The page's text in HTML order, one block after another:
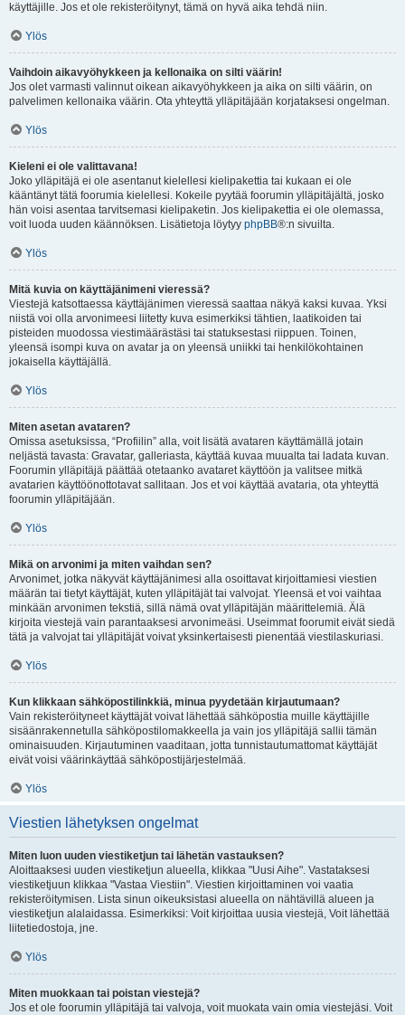
käyttäjille. Jos et ole rekisteröitynyt, tämä on hyvä aika tehdä niin.
Ylös
Vaihdoin aikavyöhykkeen ja kellonaika on silti väärin!
Jos olet varmasti valinnut oikean aikavyöhykkeen ja aika on silti väärin, on
palvelimen kellonaika väärin. Ota yhteyttä ylläpitäjään korjataksesi ongelman.
Ylös
Kieleni ei ole valittavana!
Joko ylläpitäjä ei ole asentanut kielellesi kielipakettia tai kukaan ei ole
kääntänyt tätä foorumia kielellesi. Kokeile pyytää foorumin ylläpitäjältä, josko
hän voisi asentaa tarvitsemasi kielipaketin. Jos kielipakettia ei ole olemassa,
voit luoda uuden käännöksen. Lisätietoja löytyy phpBB®:n sivuilta.
Ylös
Mitä kuvia on käyttäjänimeni vieressä?
Viestejä katsottaessa käyttäjänimen vieressä saattaa näkyä kaksi kuvaa. Yksi
niistä voi olla arvonimeesi liitetty kuva esimerkiksi tähtien, laatikoiden tai
pisteiden muodossa viestimäärästäsi tai statuksestasi riippuen. Toinen,
yleensä isompi kuva on avatar ja on yleensä uniikki tai henkilökohtainen
jokaisella käyttäjällä.
Ylös
Miten asetan avataren?
Omissa asetuksissa, “Profiilin” alla, voit lisätä avataren käyttämällä jotain
neljästä tavasta: Gravatar, galleriasta, käyttää kuvaa muualta tai ladata kuvan.
Foorumin ylläpitäjä päättää otetaanko avataret käyttöön ja valitsee mitkä
avatarien käyttöönottotavat sallitaan. Jos et voi käyttää avataria, ota yhteyttä
foorumin ylläpitäjään.
Ylös
Mikä on arvonimi ja miten vaihdan sen?
Arvonimet, jotka näkyvät käyttäjänimesi alla osoittavat kirjoittamiesi viestien
määrän tai tietyt käyttäjät, kuten ylläpitäjät tai valvojat. Yleensä et voi vaihtaa
minkään arvonimen tekstiä, sillä nämä ovat ylläpitäjän määrittelemiä. Älä
kirjoita viestejä vain parantaaksesi arvonimeäsi. Useimmat foorumit eivät siedä
tätä ja valvojat tai ylläpitäjät voivat yksinkertaisesti pienentää viestilaskuriasi.
Ylös
Kun klikkaan sähköpostilinkkiä, minua pyydetään kirjautumaan?
Vain rekisteröityneet käyttäjät voivat lähettää sähköpostia muille käyttäjille
sisäänrakennetulla sähköpostilomakkeella ja vain jos ylläpitäjä sallii tämän
ominaisuuden. Kirjautuminen vaaditaan, jotta tunnistautumattomat käyttäjät
eivät voisi väärinkäyttää sähköpostijärjestelmää.
Ylös
Viestien lähetyksen ongelmat
Miten luon uuden viestiketjun tai lähetän vastauksen?
Aloittaaksesi uuden viestiketjun alueella, klikkaa "Uusi Aihe". Vastataksesi
viestiketjuun klikkaa "Vastaa Viestiin". Viestien kirjoittaminen voi vaatia
rekisteröitymisen. Lista sinun oikeuksistasi alueella on nähtävillä alueen ja
viestiketjun alalaidassa. Esimerkiksi: Voit kirjoittaa uusia viestejä, Voit lähettää
liitetiedostoja, jne.
Ylös
Miten muokkaan tai poistan viestejä?
Jos et ole foorumin ylläpitäjä tai valvoja, voit muokata vain omia viestejäsi. Voit